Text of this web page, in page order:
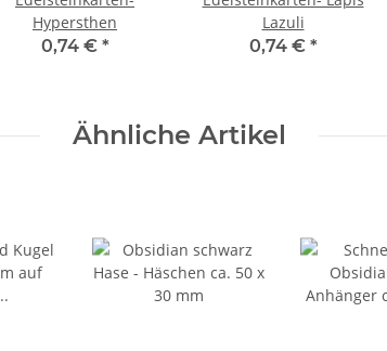
Hypersthen
0,74 € *
Lazuli
0,74 € *
Ähnliche Artikel